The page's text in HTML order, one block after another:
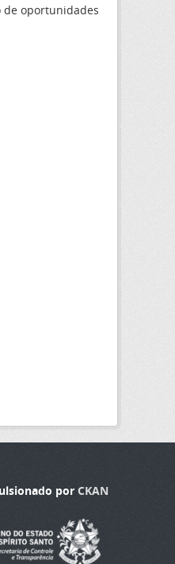
de oportunidades
por CKAN